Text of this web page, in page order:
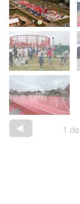
1 de